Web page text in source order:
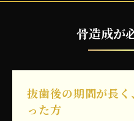
骨造成が
抜歯後の期間が長
った方